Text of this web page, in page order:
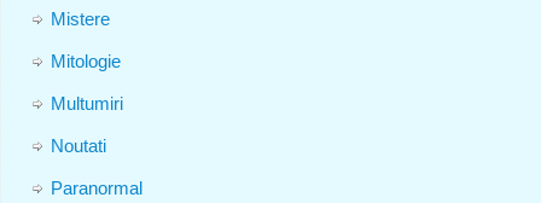
Mistere
Mitologie
Multumiri
Noutati
Paranormal